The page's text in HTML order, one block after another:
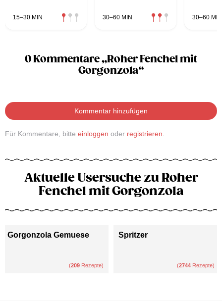
15–30 MIN 30–60 MIN 30–60 MIN
0 Kommentare „Roher Fenchel mit
Gorgonzola“
Kommentar hinzufügen
Für Kommentare, bitte einloggen oder registrieren.
Aktuelle Usersuche zu Roher
Fenchel mit Gorgonzola
Gorgonzola Gemuese
(209 Rezepte)
Spritzer
(2744 Rezepte)